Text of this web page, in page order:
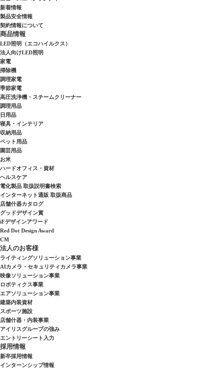
新着情報
製品安全情報
契約情報について
商品情報
LED照明（エコハイルクス）
法人向けLED照明
家電
掃除機
調理家電
季節家電
高圧洗浄機・スチームクリーナー
調理用品
日用品
寝具・インテリア
収納用品
ペット用品
園芸用品
お米
ハードオフィス・資材
ヘルスケア
電化製品 取扱説明書検索
インターネット通販 取扱商品
店舗什器カタログ
グッドデザイン賞
iFデザインアワード
Red Dot Design Award
CM
法人のお客様
ライティングソリューション事業
AIカメラ・セキュリティカメラ事業
映像ソリューション事業
ロボティクス事業
エアソリューション事業
建築内装資材
スポーツ施設
店舗什器・内装事業
アイリスグループの強み
エントリーシート入力
採用情報
新卒採用情報
インターンシップ情報